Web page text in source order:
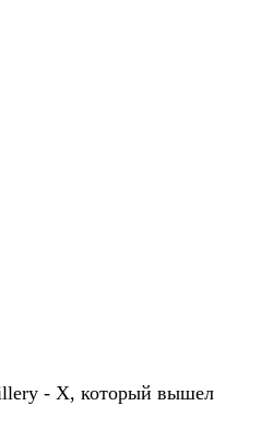
- X, который вышел